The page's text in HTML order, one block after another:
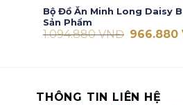
Bộ Đồ Ăn Minh Long Daisy
Sản Phẩm
1.094.880VNĐ Giá
966.880
THÔNG TIN LIÊN HỆ